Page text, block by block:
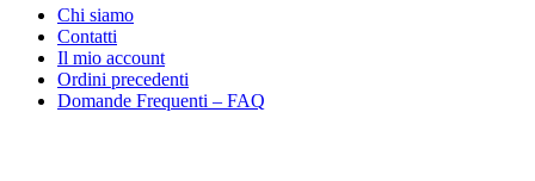
Chi siamo
Contatti
Il mio account
Ordini precedenti
Domande Frequenti – FAQ